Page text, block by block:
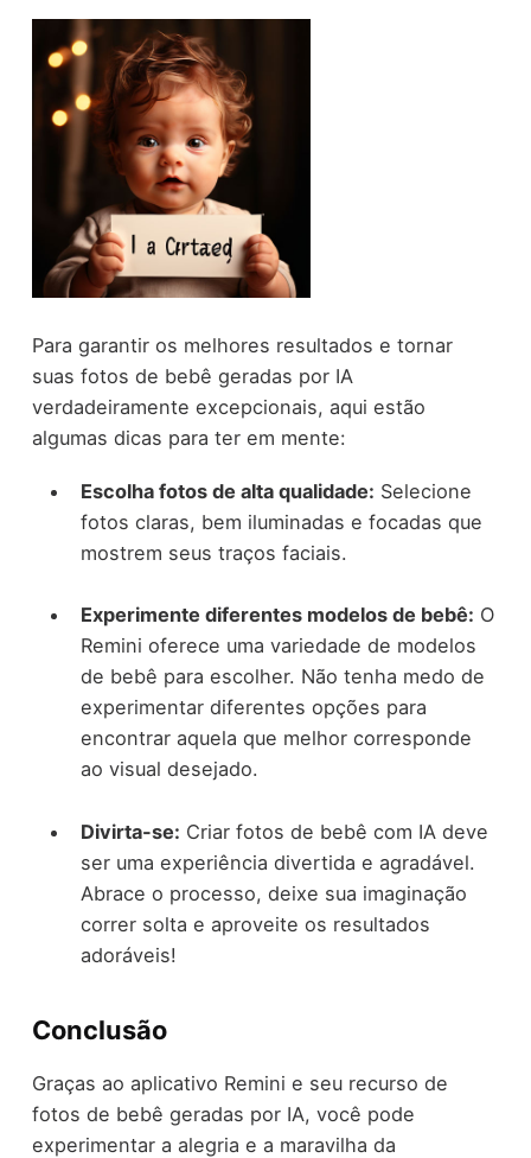
Para garantir os melhores resultados e tornar
suas fotos de bebê geradas por IA
verdadeiramente excepcionais, aqui estão
algumas dicas para ter em mente:
Escolha fotos de alta qualidade: Selecione
fotos claras, bem iluminadas e focadas que
mostrem seus traços faciais.
Experimente diferentes modelos de bebê: O
Remini oferece uma variedade de modelos
de bebê para escolher. Não tenha medo de
experimentar diferentes opções para
encontrar aquela que melhor corresponde
ao visual desejado.
Divirta-se: Criar fotos de bebê com IA deve
ser uma experiência divertida e agradável.
Abrace o processo, deixe sua imaginação
correr solta e aproveite os resultados
adoráveis!
Conclusão
Graças ao aplicativo Remini e seu recurso de
fotos de bebê geradas por IA, você pode
experimentar a alegria e a maravilha da